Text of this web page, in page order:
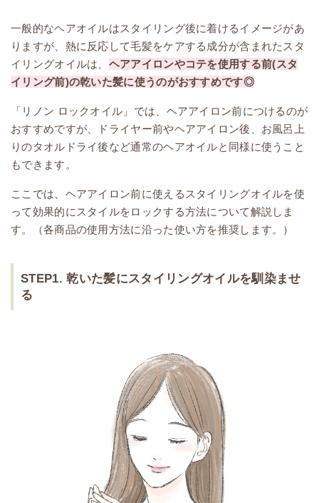
一般的なヘアオイルはスタイリング後に着けるイメージがあ
りますが、熱に反応して毛髪をケアする成分が含まれたスタ
イリングオイルは、 ヘアアイロンやコテを使用する前(スタ
イリング前)の乾いた髪に使うのがおすすめです◎
「リノン ロックオイル」では、ヘアアイロン前につけるのが
おすすめですが、ドライヤー前やヘアアイロン後、お風呂上
りのタオルドライ後など通常のヘアオイルと同様に使うこと
もできます。
ここでは、ヘアアイロン前に使えるスタイリングオイルを使
って効果的にスタイルをロックする方法について解説しま
す。（各商品の使用方法に沿った使い方を推奨します。）
STEP1. 乾いた髪にスタイリングオイルを馴染ませ
る